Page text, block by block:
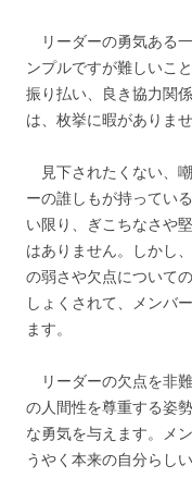
リーダーの勇気ある
ンプルですが難しいこ
振り払い、良き協力関
は、枚挙に暇がありませ
見下されたくない、
ーの誰しもが持ってい
い限り、ぎこちなさや
はありません。しかし
の弱さや欠点について
しょくされて、メンバ
ます。
リーダーの欠点を非
の人間性を尊重する姿
な勇気を与えます。メ
うやく本来の自分らし